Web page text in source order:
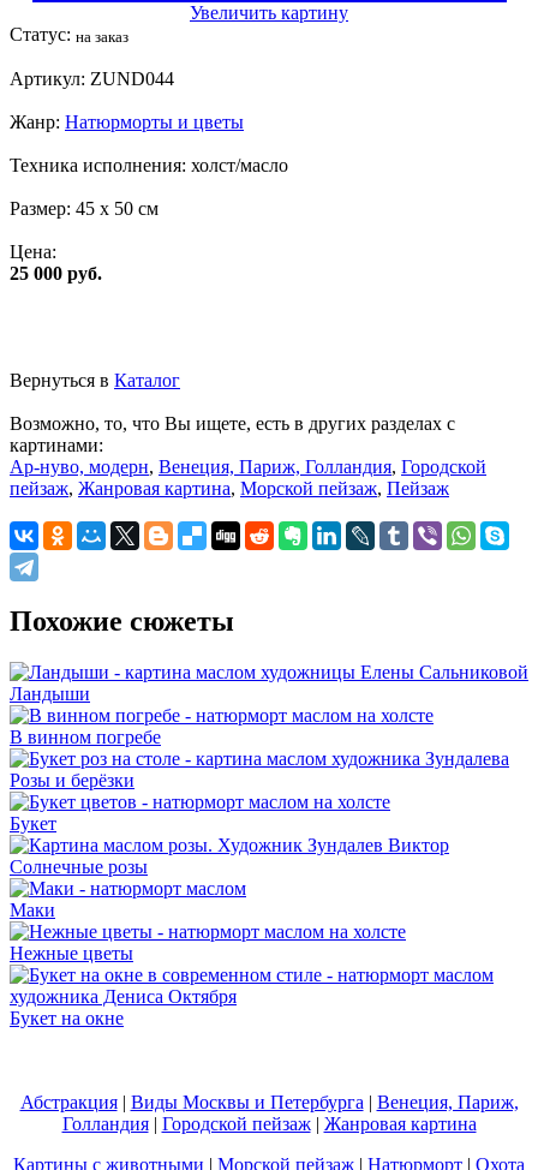
Увеличить картину
Статус: на заказ
Артикул: ZUND044
Жанр: Натюрморты и цветы
Техника исполнения: холст/масло
Размер: 45 x 50 см
Цена:
25 000 руб.
Вернуться в Каталог
Возможно, то, что Вы ищете, есть в других разделах с
картинами:
Ар-нуво, модерн, Венеция, Париж, Голландия, Городской
пейзаж, Жанровая картина, Морской пейзаж, Пейзаж
Похожие сюжеты
Ландыши
В винном погребе
Розы и берёзки
Букет
Солнечные розы
Маки
Нежные цветы
Букет на окне
Абстракция| Виды Москвы и Петербурга | Венеция, Париж,
Голландия| Городской пейзаж| Жанровая картина
Картины с животными | Морской пейзаж | Натюрморт | Охота